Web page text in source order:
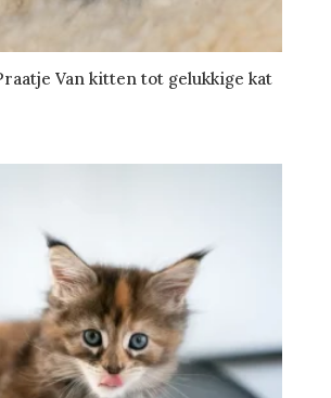
Van kitten tot gelukkige kat